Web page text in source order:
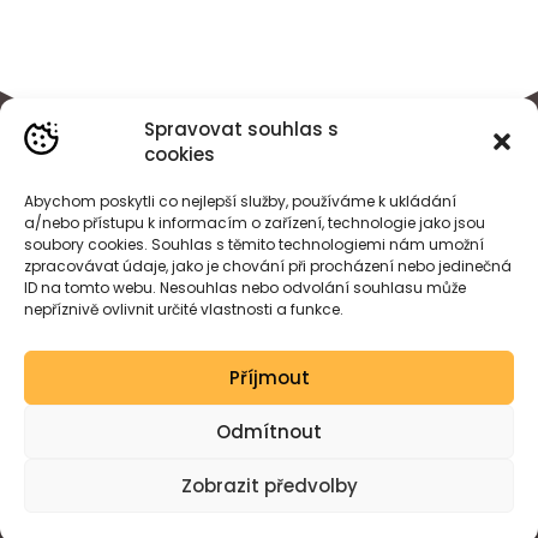
Spravovat souhlas s
cookies
Abychom poskytli co nejlepší služby, používáme k ukládání
a/nebo přístupu k informacím o zařízení, technologie jako jsou
soubory cookies. Souhlas s těmito technologiemi nám umožní
zpracovávat údaje, jako je chování při procházení nebo jedinečná
ID na tomto webu. Nesouhlas nebo odvolání souhlasu může
nepříznivě ovlivnit určité vlastnosti a funkce.
Příjmout
Odmítnout
Zobrazit předvolby
Created by wessdesign.